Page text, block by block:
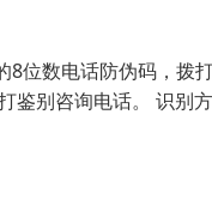
位数电话防伪码，拨
鉴别咨询电话。 识别